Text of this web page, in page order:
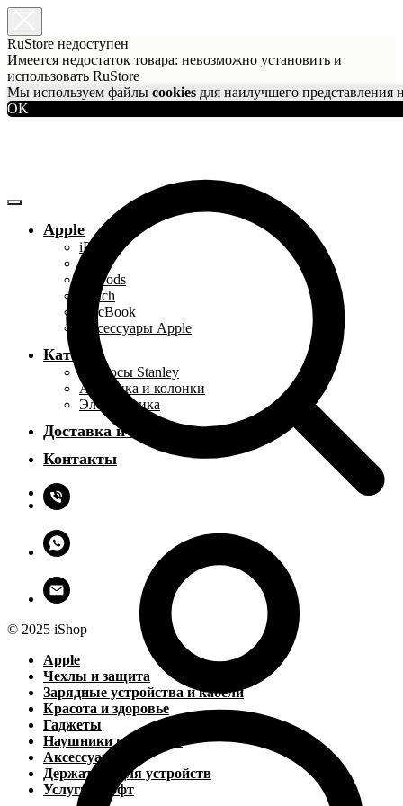
RuStore недоступен
Имеется недостаток товара: невозможно установить и
использовать RuStore
Мы используем файлы cookies для наилучшего представления
OK
Apple
iPhone
iPad
AirPods
Watch
MacBook
Аксессуары Apple
Каталог
Термосы Stanley
Акустика и колонки
Электроника
Доставка и оплата
Контакты
© 2025 iShop
Apple
Чехлы и защита
Зарядные устройства и кабели
Красота и здоровье
Гаджеты
Наушники и колонки
Аксессуары
Держатели для устройств
Услуги и софт